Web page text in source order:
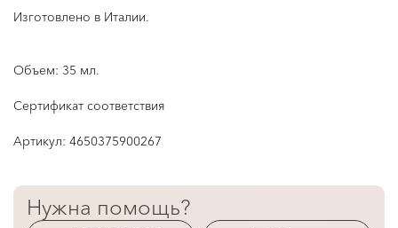
Изготовлено в Италии.
Объем: 35 мл.
Сертификат соответствия
Артикул: 4650375900267
Нужна помощь?